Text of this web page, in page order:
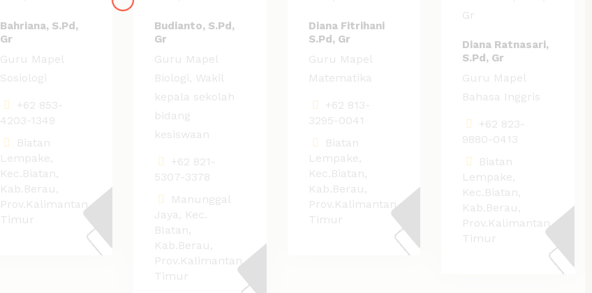
Bahriana, S.Pd,
Gr
Guru Mapel
Sosiologi
+62 853-
4203-1349
Biatan
Lempake,
Kec.Biatan,
Kab.Berau,
Prov.Kalimantan
Timur
Budianto, S.Pd,
Gr
Guru Mapel
Biologi, Wakil
kepala sekolah
bidang
kesiswaan
+62 821-
5307-3378
Manunggal
Jaya, Kec.
BIatan,
Kab.Berau,
Prov.Kalimantan
Timur
Diana Fitrihani
S.Pd, Gr
Guru Mapel
Matematika
+62 813-
3295-0041
Biatan
Lempake,
Kec.Biatan,
Kab.Berau,
Prov.Kalimantan
Timur
Diana Ratnasari,
S.Pd, Gr
Guru Mapel
Bahasa Inggris
+62 823-
9880-0413
Biatan
Lempake,
Kec.Biatan,
Kab.Berau,
Prov.Kalimantan
Timur